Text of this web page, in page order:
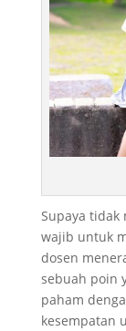
Supaya tidak
wajib untuk
dosen
sebuah poin
paham
kesempatan